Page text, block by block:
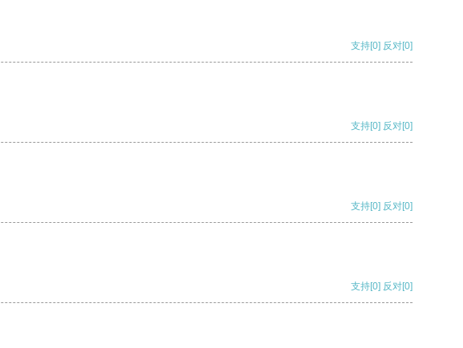
支持[0] 反对[0]
支持[0] 反对[0]
支持[0] 反对[0]
支持[0] 反对[0]